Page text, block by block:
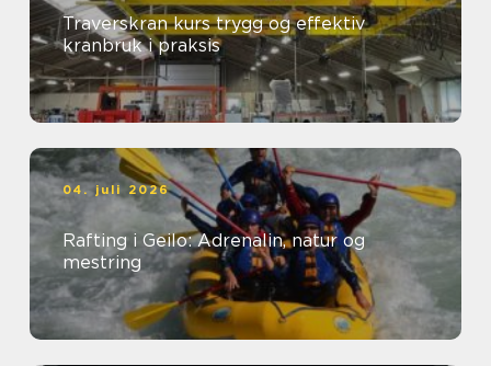
Traverskran kurs trygg og effektiv
kranbruk i praksis
04. juli 2026
Rafting i Geilo: Adrenalin, natur og
mestring